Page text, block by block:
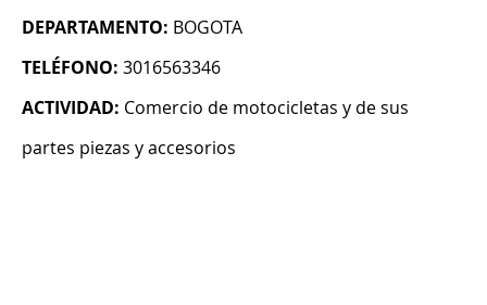
DEPARTAMENTO: BOGOTA
TELÉFONO: 3016563346
ACTIVIDAD: Comercio de motocicletas y de sus
partes piezas y accesorios